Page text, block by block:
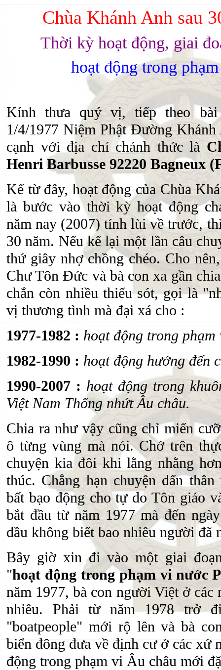
Chùa Khánh Anh sau
Thời kỳ hoạt động, giai
hoạt động trong
Kính thưa quý vị, tiếp theo
1/4/1977 Niệm Phật Đường
cạnh với địa chỉ chánh thức là
Henri Barbusse 92220 Bagneux
Kể từ đây, hoạt động của Chùa
là bước vào thời kỳ hoạt động
năm nay (2007) tính lùi về trước,
30 năm. Nếu kể lại một lần câu
thứ giây nhợ chồng chéo. Cho
Chư Tôn Đức và bà con xa gần
chắn còn nhiều thiếu sót, gọi là
vị thương tình mà đại xá cho :
1977-1982 : hoạt động trong
1982-1990 : hoạt động hướng đến
1990-2007 : hoạt động trong
Việt Nam Thống nhứt Âu châu.
Chia ra như vậy cũng chỉ miển
ô từng vùng mà nói. Chớ trên
chuyện kia đôi khi lằng nhằng
thúc. Chẳng hạn chuyện dấn
bất bạo động cho tự do Tôn giáo
bắt đầu từ năm 1977 mà đến
dầu không biết bao nhiêu người đã
Bây giờ xin đi vào một giai
"hoạt động trong phạm vi nước
năm 1977, bà con người Việt ở các
nhiêu. Phải từ năm 1978 trở
"boatpeople" mới rộ lên và bà
biển đông đưa về định cư ở các xứ
động trong phạm vi Âu châu mới